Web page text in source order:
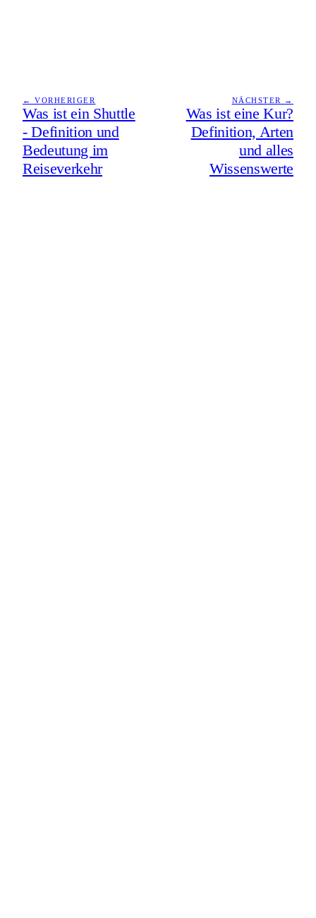
← VORHERIGER
Was ist ein Shuttle
- Definition und
Bedeutung im
Reiseverkehr
NÄCHSTER →
Was ist eine Kur?
Definition, Arten
und alles
Wissenswerte